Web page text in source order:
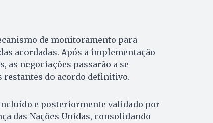
de monitoramento para
acordadas. Após a implementação
negociações passarão a se
do acordo definitivo.
e posteriormente validado por
das Nações Unidas, consolidando